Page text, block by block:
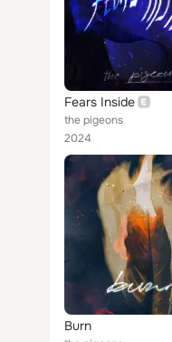
Fears Inside
the pigeons
2024
Burn